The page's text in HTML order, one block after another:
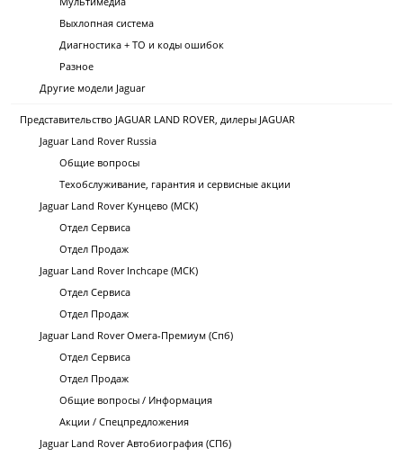
Выхлопная система
Диагностика + ТО и коды ошибок
Разное
Другие модели Jaguar
Представительство JAGUAR LAND ROVER, дилеры JAGUAR
Jaguar Land Rover Russia
Общие вопросы
Техобслуживание, гарантия и сервисные акции
Jaguar Land Rover Кунцево (МСК)
Отдел Сервиса
Отдел Продаж
Jaguar Land Rover Inchcape (МСК)
Отдел Сервиса
Отдел Продаж
Jaguar Land Rover Омега-Премиум (Спб)
Отдел Сервиса
Отдел Продаж
Общие вопросы / Информация
Акции / Спецпредложения
Jaguar Land Rover Автобиография (СПб)